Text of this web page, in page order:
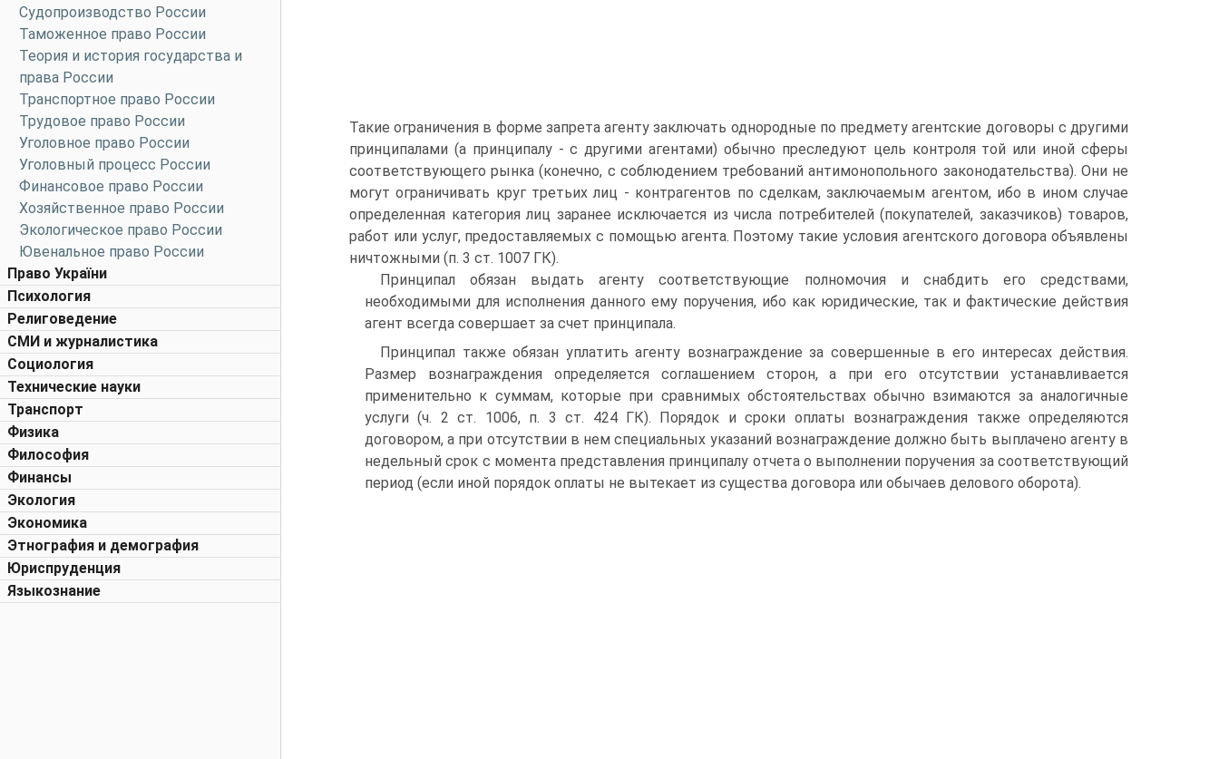
Судопроизводство России
Таможенное право России
Теория и история государства и
права России
Транспортное право России
Трудовое право России
Уголовное право России
Уголовный процесс России
Финансовое право России
Хозяйственное право России
Экологическое право России
Ювенальное право России
Право України
Психология
Религоведение
СМИ и журналистика
Социология
Технические науки
Транспорт
Физика
Философия
Финансы
Экология
Экономика
Этнография и демография
Юриспруденция
Языкознание
Такие ограничения в форме запрета агенту заключать однородные по предмету агентские договоры с другими
принципалами (а принципалу - с другими агентами) обычно преследуют цель контроля той или иной сферы
соответствующего рынка (конечно, с соблюдением требований антимонопольного законодательства). Они не
могут ограничивать круг третьих лиц - контрагентов по сделкам, заключаемым агентом, ибо в ином случае
определенная категория лиц заранее исключается из числа потребителей (покупателей, заказчиков) товаров,
работ или услуг, предоставляемых с помощью агента. Поэтому такие условия агентского договора объявлены
ничтожными (п. 3 ст. 1007 ГК).
Принципал обязан выдать агенту соответствующие полномочия и снабдить его средствами,
необходимыми для исполнения данного ему поручения, ибо как юридические, так и фактические действия
агент всегда совершает за счет принципала.
Принципал также обязан уплатить агенту вознаграждение за совершенные в его интересах действия.
Размер вознаграждения определяется соглашением сторон, а при его отсутствии устанавливается
применительно к суммам, которые при сравнимых обстоятельствах обычно взимаются за аналогичные
услуги (ч. 2 ст. 1006, п. 3 ст. 424 ГК). Порядок и сроки оплаты вознаграждения также определяются
договором, а при отсутствии в нем специальных указаний вознаграждение должно быть выплачено агенту в
недельный срок с момента представления принципалу отчета о выполнении поручения за соответствующий
период (если иной порядок оплаты не вытекает из существа договора или обычаев делового оборота).